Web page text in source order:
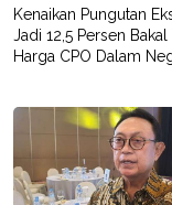
SITEMAPPROFILE
OF
PEMBERITAAN
PRIVACY
POLICY
Kenaikan Pungutan
Jadi 12,5 Persen Bakal
Harga CPO Dalam